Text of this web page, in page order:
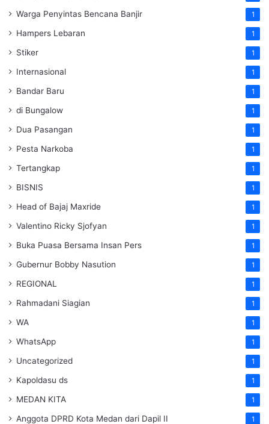
Warga Penyintas Bencana Banjir 1
Hampers Lebaran 1
Stiker 1
Internasional 1
Bandar Baru 1
di Bungalow 1
Dua Pasangan 1
Pesta Narkoba 1
Tertangkap 1
BISNIS 1
Head of Bajaj Maxride 1
Valentino Ricky Sjofyan 1
Buka Puasa Bersama Insan Pers 1
Gubernur Bobby Nasution 1
REGIONAL 1
Rahmadani Siagian 1
WA 1
WhatsApp 1
Uncategorized 1
Kapoldasu ds 1
MEDAN KITA 1
Anggota DPRD Kota Medan dari Dapil II 1